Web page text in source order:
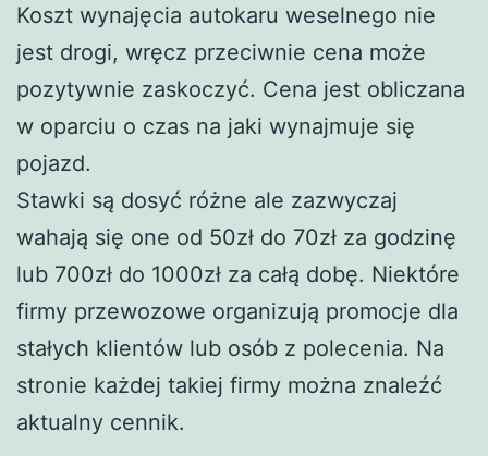
Koszt wynajęcia autokaru weselnego nie
jest drogi, wręcz przeciwnie cena może
pozytywnie zaskoczyć. Cena jest obliczana
w oparciu o czas na jaki wynajmuje się
pojazd.
Stawki są dosyć różne ale zazwyczaj
wahają się one od 50zł do 70zł za godzinę
lub 700zł do 1000zł za całą dobę. Niektóre
firmy przewozowe organizują promocje dla
stałych klientów lub osób z polecenia. Na
stronie każdej takiej firmy można znaleźć
aktualny cennik.